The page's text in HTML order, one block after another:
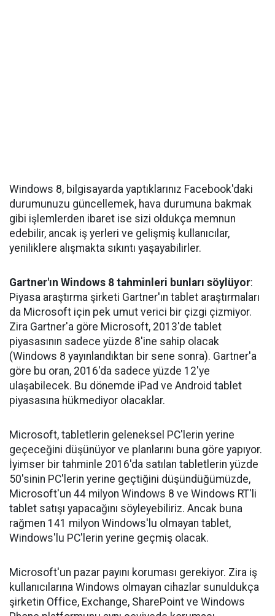
Windows 8, bilgisayarda yaptıklarınız Facebook'daki
durumunuzu güncellemek, hava durumuna bakmak
gibi işlemlerden ibaret ise sizi oldukça memnun
edebilir, ancak iş yerleri ve gelişmiş kullanıcılar,
yeniliklere alışmakta sıkıntı yaşayabilirler.
Gartner'ın Windows 8 tahminleri bunları söylüyor:
Piyasa araştırma şirketi Gartner'ın tablet araştırmaları
da Microsoft için pek umut verici bir çizgi çizmiyor.
Zira Gartner'a göre Microsoft, 2013'de tablet
piyasasının sadece yüzde 8'ine sahip olacak
(Windows 8 yayınlandıktan bir sene sonra). Gartner'a
göre bu oran, 2016'da sadece yüzde 12'ye
ulaşabilecek. Bu dönemde iPad ve Android tablet
piyasasına hükmediyor olacaklar.
Microsoft, tabletlerin geleneksel PC'lerin yerine
geçeceğini düşünüyor ve planlarını buna göre yapıyor.
İyimser bir tahminle 2016'da satılan tabletlerin yüzde
50'sinin PC'lerin yerine geçtiğini düşündüğümüzde,
Microsoft'un 44 milyon Windows 8 ve Windows RT'li
tablet satışı yapacağını söyleyebiliriz. Ancak buna
rağmen 141 milyon Windows'lu olmayan tablet,
Windows'lu PC'lerin yerine geçmiş olacak.
Microsoft'un pazar payını koruması gerekiyor. Zira iş
kullanıcılarına Windows olmayan cihazlar sunuldukça
şirketin Office, Exchange, SharePoint ve Windows